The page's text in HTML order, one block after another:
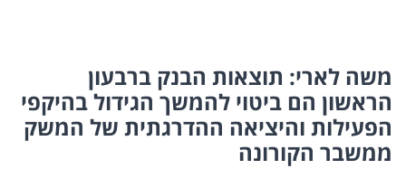
משה לארי: תוצאות הבנק ברבעון
הראשון הם ביטוי להמשך הגידול בהיקפי
הפעילות והיציאה ההדרגתית של המשק
ממשבר הקורונה